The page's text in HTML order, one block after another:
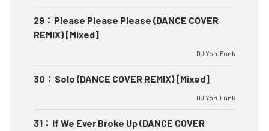
29 ： Please Please Please (DANCE COVER
REMIX) [Mixed]
DJ YoruFunk
30 ： Solo (DANCE COVER REMIX) [Mixed]
DJ YoruFunk
31 ： If We Ever Broke Up (DANCE COVER